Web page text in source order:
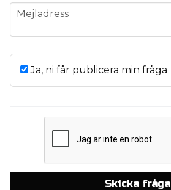
email
Mejladress
Ja, ni får publicera min fråga
Skicka fråga